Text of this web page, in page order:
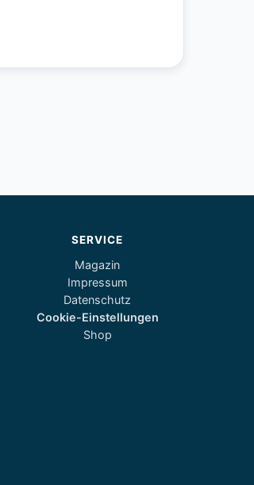
SERVICE
Magazin
Impressum
Datenschutz
Cookie-Einstellungen
Shop